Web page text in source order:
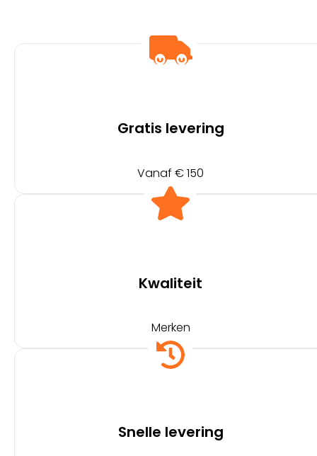
Gratis levering
Vanaf € 150
Kwaliteit
Merken
Snelle levering